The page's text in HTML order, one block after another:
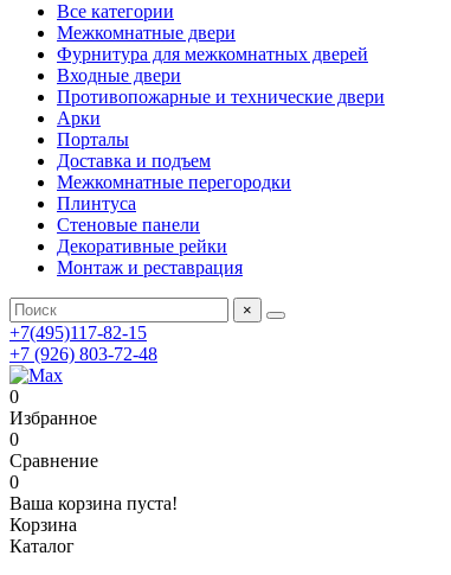
Все категории
Межкомнатные двери
Фурнитура для межкомнатных дверей
Входные двери
Противопожарные и технические двери
Арки
Порталы
Доставка и подъем
Межкомнатные перегородки
Плинтуса
Стеновые панели
Декоративные рейки
Монтаж и реставрация
×
+7(495)117-82-15
+7 (926) 803-72-48
0
Избранное
0
Сравнение
0
Ваша корзина пуста!
Корзина
Каталог